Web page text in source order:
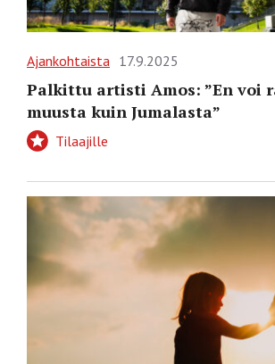
Ajankohtaista 17.9.2025
Palkittu artisti Amos: ”En voi
muusta kuin Jumalasta”
Tilaajille